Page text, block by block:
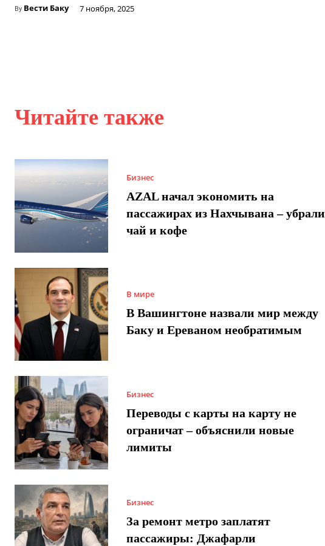
By Вести Баку 7 ноября, 2025
Читайте также
Бизнес
AZAL начал экономить на
пассажирах из Нахчывана – убрали
чай и кофе
В мире
В Вашингтоне назвали мир между
Баку и Ереваном необратимым
Бизнес
Переводы с карты на карту не
ограничат – объяснили новые
лимиты
Бизнес
За ремонт метро заплатят
пассажиры: Джафарли